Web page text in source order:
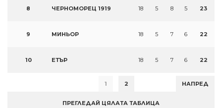
8 ЧЕРНОМОРЕЦ 1919 18 5 8 5 23
9 МИНЬОР 18 5 7 6 22
10 ЕТЪР 18 5 7 6 22
1 2 НАПРЕД
ПРЕГЛЕДАЙ ЦЯЛАТА ТАБЛИЦА